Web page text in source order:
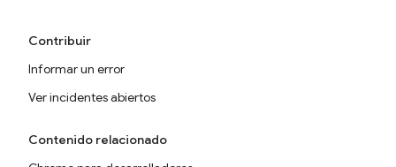
Contribuir
Informar un error
Ver incidentes abiertos
Contenido relacionado